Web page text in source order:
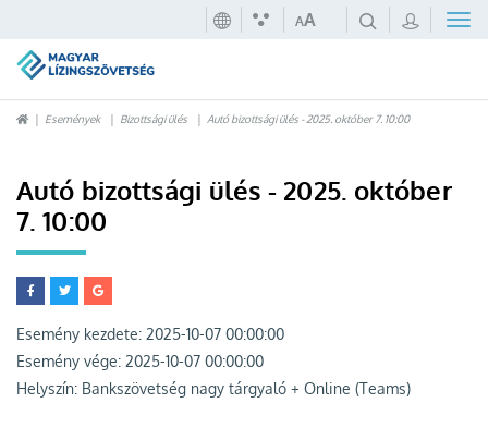
AA
Események Bizottsági ülés Autó bizottsági ülés - 2025. október 7. 10:00
Autó bizottsági ülés - 2025. október
7. 10:00
Esemény kezdete: 2025-10-07 00:00:00
Esemény vége: 2025-10-07 00:00:00
Helyszín: Bankszövetség nagy tárgyaló + Online (Teams)